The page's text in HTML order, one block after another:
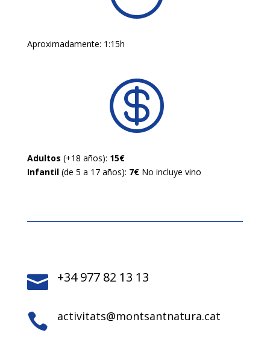
Aproximadamente: 1:15h

Adultos (+18 años): 15€
Infantil(de 5 a 17 años): 7€No incluye vino
 +34 977 82 13 13
 activitats@montsantnatura.cat